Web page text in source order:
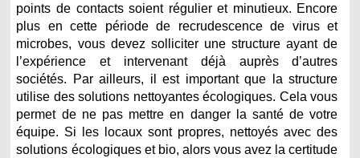
points de contacts soient régulier et minutieux. Encore
plus en cette période de recrudescence de virus et
microbes, vous devez solliciter une structure ayant de
l’expérience et intervenant déjà auprès d’autres
sociétés. Par ailleurs, il est important que la structure
utilise des solutions nettoyantes écologiques. Cela vous
permet de ne pas mettre en danger la santé de votre
équipe. Si les locaux sont propres, nettoyés avec des
solutions écologiques et bio, alors vous avez la certitude